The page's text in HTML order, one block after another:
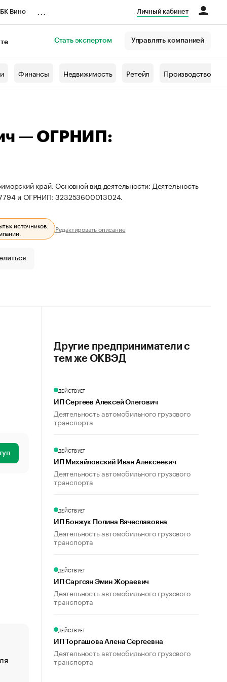
Вино Личный кабинет
Стать экспертом Управлять компанией
Финансы Недвижимость Ретейл Производство
— ОГРНИП:
край. Основной вид деятельности: Деятельность
и ОГРНИП: 323253600013024.
источников.
Редактировать описание
«От спорта тело стареет иначе». Как живет глава
создавшей GTA
Другие предприниматели с
тем же ОКВЭД
ДЕЙСТВУЕТ
ИП Сергеев Алексей Олегович
Деятельность автомобильного грузового
транспорта
ДЕЙСТВУЕТ
ИП Михайловский Иван Алексеевич
Деятельность автомобильного грузового
транспорта
ДЕЙСТВУЕТ
ИП Бонжук Полина Вячеславовна
Деятельность автомобильного грузового
транспорта
ДЕЙСТВУЕТ
ИП Саргсян Эмин Жораевич
Деятельность автомобильного грузового
транспорта
ДЕЙСТВУЕТ
ИП Торгашова Алена Сергеевна
Деятельность автомобильного грузового
транспорта